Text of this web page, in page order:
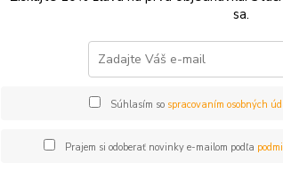
sa.
Súhlasím so spracovaním osobných
Prajem si odoberať novinky e-mailom podľa